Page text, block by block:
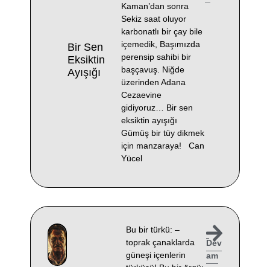
Bir Sen
Eksiktin
Ayışığı
Kaman’dan sonra
Sekiz saat oluyor
karbonatlı bir çay bile
içemedik, Başımızda
perensip sahibi bir
başçavuş. Niğde
üzerinden Adana
Cezaevine
gidiyoruz… Bir sen
eksiktin ayışığı
Gümüş bir tüy dikmek
için manzaraya! Can
Yücel
Bu bir türkü: –
toprak çanaklarda
güneşi içenlerin
Dev
am